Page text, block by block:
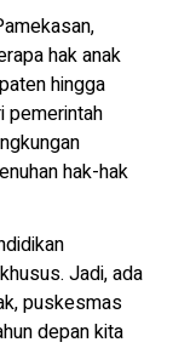
hak anak
hingga
pemerintah
hak-hak
Jadi, ada
puskesmas
depan kita